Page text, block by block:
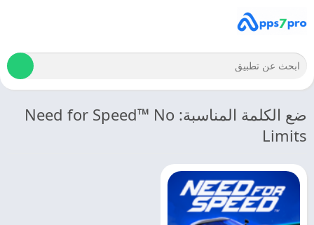
ضع الكلمة المناسبة: Need for Speed™ No
Limits